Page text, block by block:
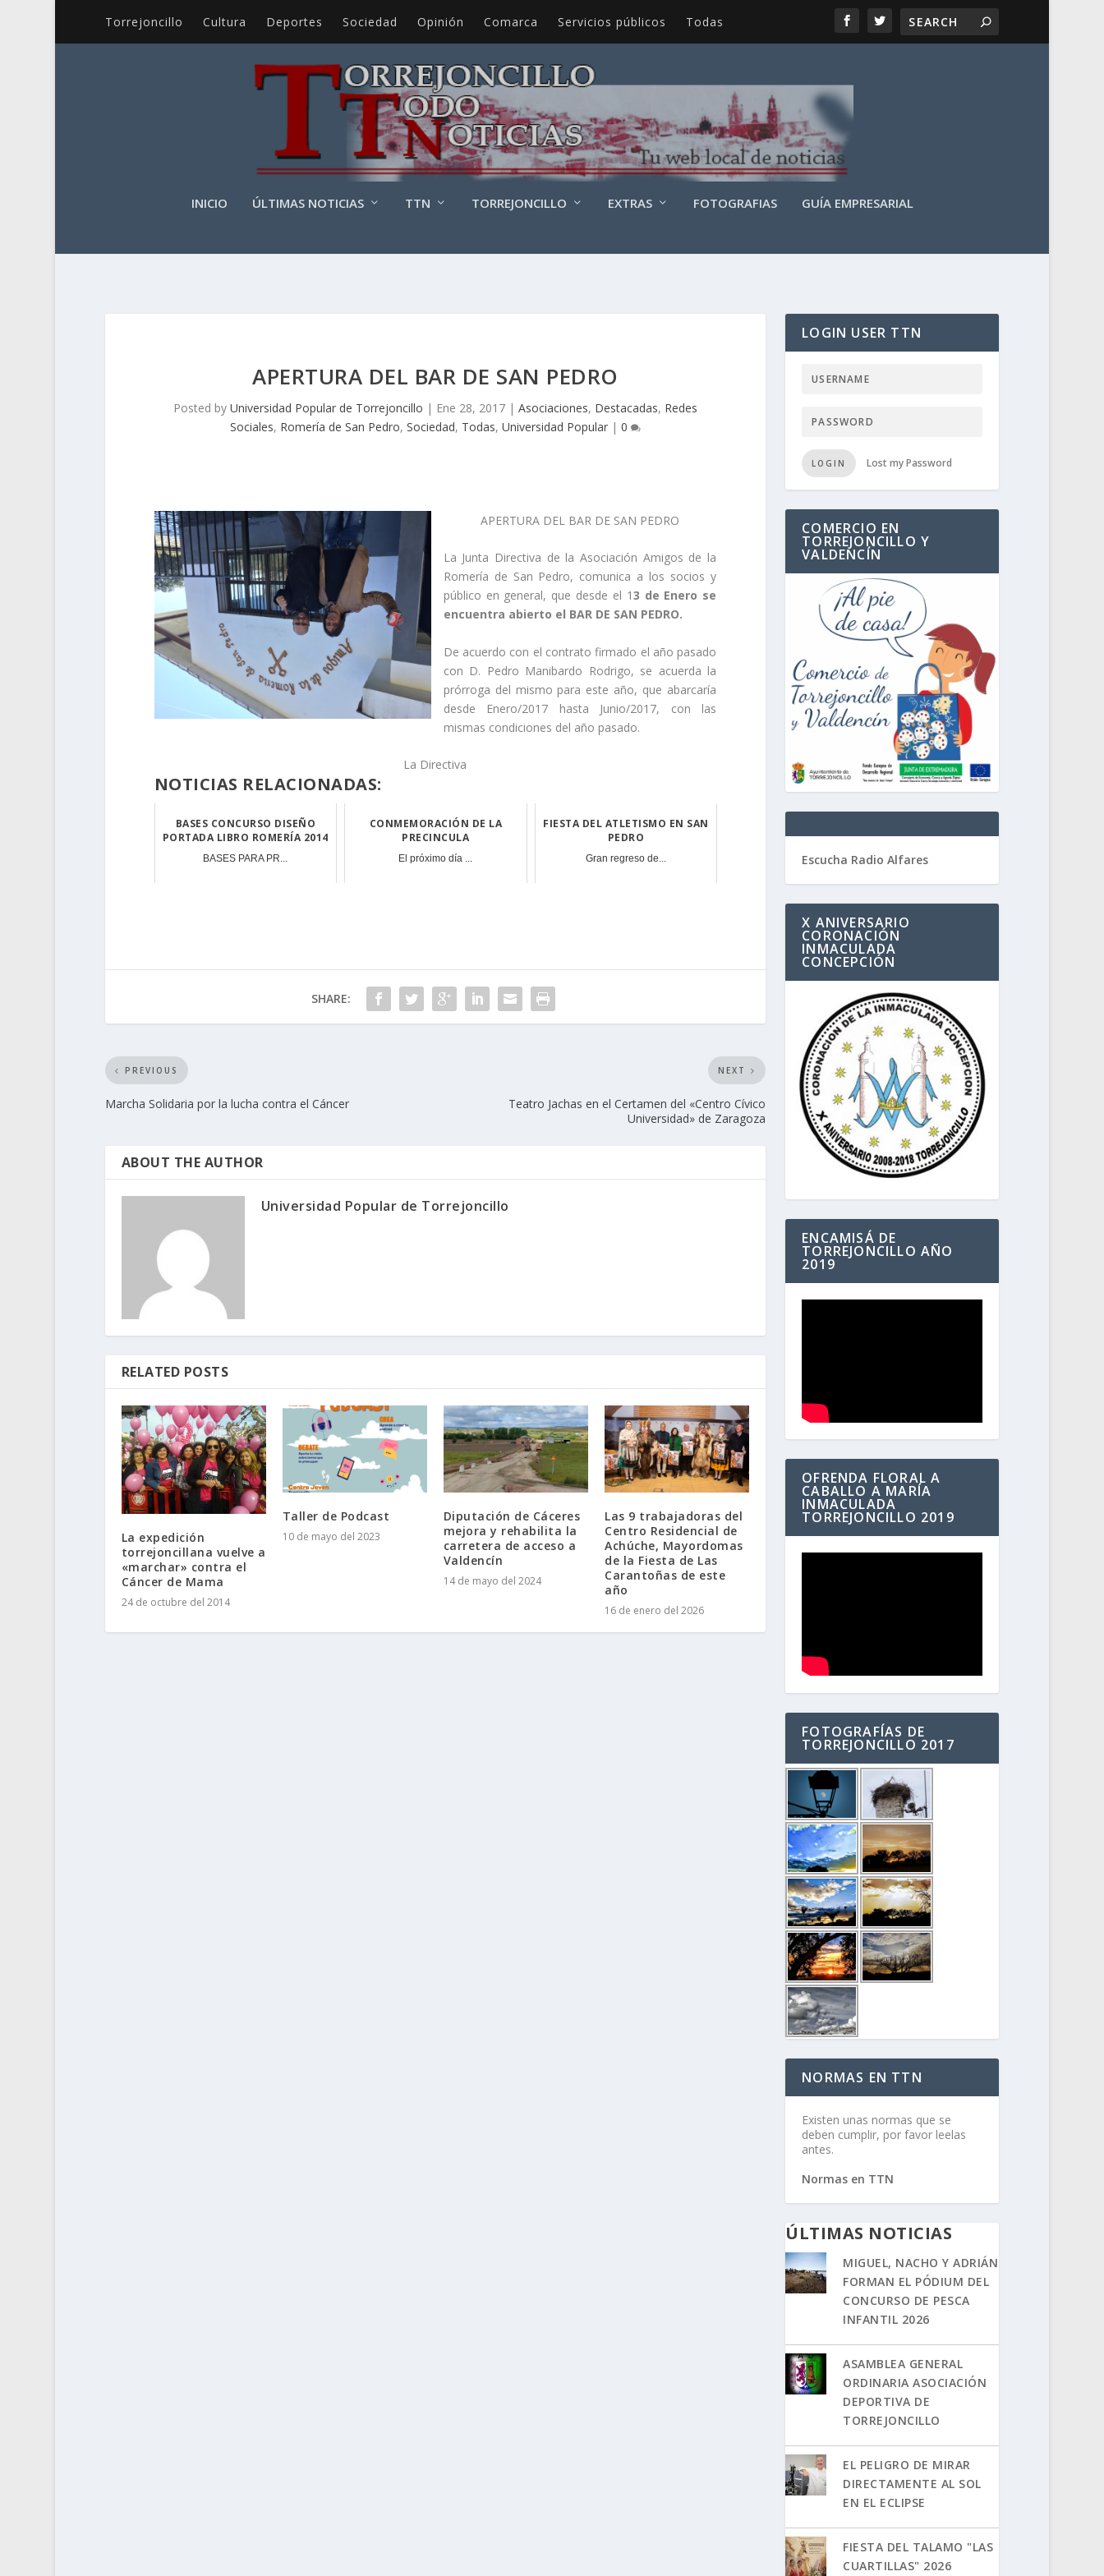
Torrejoncillo Cultura Deportes Sociedad Opinión Comarca Servicios públicos Todas
INICIO ÚLTIMAS NOTICIAS TTN TORREJONCILLO EXTRAS FOTOGRAFIAS GUÍA EMPRESARIAL
APERTURA DEL BAR DE SAN PEDRO
Posted by Universidad Popular de Torrejoncillo | Ene 28, 2017| Asociaciones, Destacadas, Redes
Sociales, Romería de San Pedro, Sociedad, Todas, Universidad Popular| 0
APERTURA DEL BAR DE SAN PEDRO
La Junta Directiva de la Asociación Amigos de la
Romería de San Pedro, comunica a los socios y
público en general, que desde el 13 de Enero se
encuentra abierto el BAR DE SAN PEDRO.
De acuerdo con el contrato firmado el año pasado
con D. Pedro Manibardo Rodrigo, se acuerda la
prórroga del mismo para este año, que abarcaría
desde Enero/2017 hasta Junio/2017, con las
mismas condiciones del año pasado.
La Directiva
NOTICIAS RELACIONADAS:
BASES CONCURSO DISEÑO
PORTADA LIBRO ROMERÍA 2014
BASES PARA PR...
CONMEMORACIÓN DE LA
PRECINCULA
El próximo día ...
FIESTA DEL ATLETISMO EN SAN
PEDRO
Gran regreso de...
SHARE:
PREVIOUS
Marcha Solidaria por la lucha contra el Cáncer
NEXT
Teatro Jachas en el Certamen del «Centro Cívico
Universidad» de Zaragoza
ABOUT THE AUTHOR
Universidad Popular de Torrejoncillo
RELATED POSTS
La expedición
torrejoncillana vuelve a
«marchar» contra el
Cáncer de Mama
24 de octubre del 2014
Taller de Podcast
10 de mayo del 2023
Diputación de Cáceres
mejora y rehabilita la
carretera de acceso a
Valdencín
14 de mayo del 2024
Las 9 trabajadoras del
Centro Residencial de
Achúche, Mayordomas
de la Fiesta de Las
Carantoñas de este
año
16 de enero del 2026
LOGIN USER TTN
LOGIN Lost my Password
COMERCIO EN
TORREJONCILLO Y
VALDENCÍN
Escucha Radio Alfares
X ANIVERSARIO
CORONACIÓN
INMACULADA
CONCEPCIÓN
ENCAMISÁ DE
TORREJONCILLO AÑO
2019
OFRENDA FLORAL A
CABALLO A MARÍA
INMACULADA
TORREJONCILLO 2019
FOTOGRAFÍAS DE
TORREJONCILLO 2017
NORMAS EN TTN
Existen unas normas que se
deben cumplir, por favor leelas
antes.
Normas en TTN
ÚLTIMAS NOTICIAS
MIGUEL, NACHO Y ADRIÁN
FORMAN EL PÓDIUM DEL
CONCURSO DE PESCA
INFANTIL 2026
ASAMBLEA GENERAL
ORDINARIA ASOCIACIÓN
DEPORTIVA DE
TORREJONCILLO
EL PELIGRO DE MIRAR
DIRECTAMENTE AL SOL
EN EL ECLIPSE
FIESTA DEL TALAMO "LAS
CUARTILLAS" 2026